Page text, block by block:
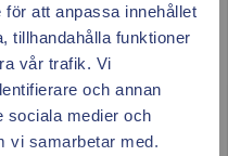
att anpassa innehållet
tillhandahålla funktioner
vår trafik. Vi
och annan
sociala medier och
vi samarbetar med.